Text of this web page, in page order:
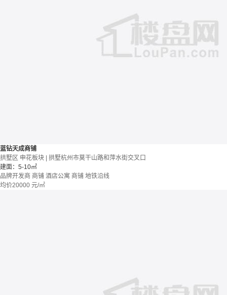
蓝钻天成商铺
拱墅区 申花板块 | 拱墅杭州市莫干山路和萍水街交叉口
建面：5-10㎡
品牌开发商 商铺 酒店公寓 商铺 地铁沿线
均价20000 元/㎡